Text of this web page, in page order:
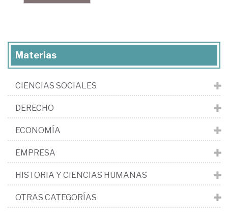
Materias
CIENCIAS SOCIALES
DERECHO
ECONOMÍA
EMPRESA
HISTORIA Y CIENCIAS HUMANAS
OTRAS CATEGORÍAS